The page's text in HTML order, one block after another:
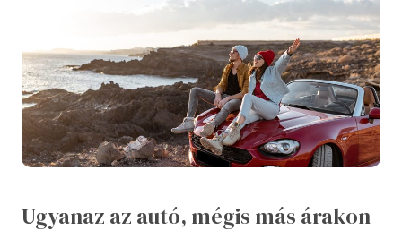
Ugyanaz az autó, mégis más árakon